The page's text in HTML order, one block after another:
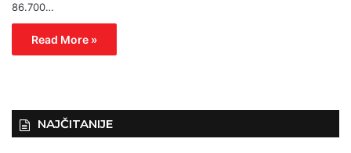
86.700…
Read More »
NAJČITANIJE